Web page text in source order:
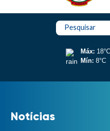
Pesquisar
Máx: 18°C
Mín: 8°C
Notícias